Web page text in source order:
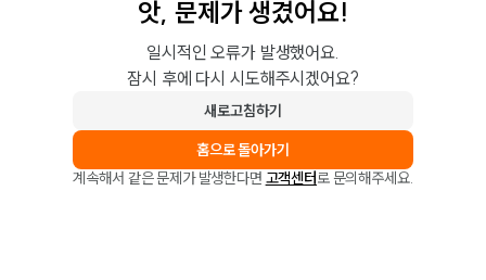
앗, 문제가 생겼어요!
일시적인 오류가 발생했어요.
잠시 후에 다시 시도해주시겠어요?
새로고침하기
홈으로 돌아가기
계속해서 같은 문제가 발생한다면 고객센터로 문의해주세요.